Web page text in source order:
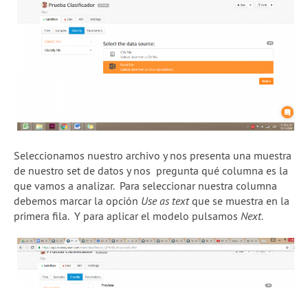
Seleccionamos nuestro archivo y nos presenta una muestra
de nuestro set de datos y nos pregunta qué columna es la
que vamos a analizar. Para seleccionar nuestra columna
debemos marcar la opción Use as textque se muestra en la
primera fila. Y para aplicar el modelo pulsamos Next.